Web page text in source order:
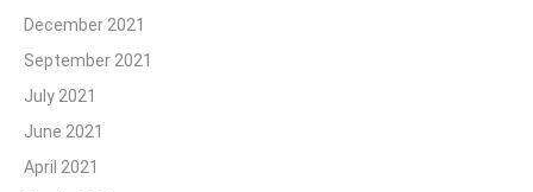
December 2021
September 2021
July 2021
June 2021
April 2021